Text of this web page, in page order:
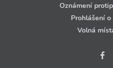
Oznámení
Prohlášení
Volná